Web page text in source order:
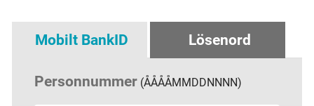
Mobilt BankID Lösenord
Personnummer (ÅÅÅÅMMDDNNNN)